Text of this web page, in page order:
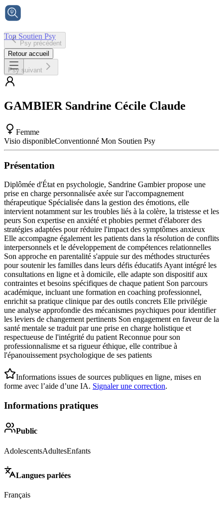
Ton Soutien Psy
Accueil
Psy précédent
Retour accueil
Psy suivant
GAMBIER Sandrine Cécile Claude
Femme
Visio disponibleConventionné Mon Soutien Psy
Présentation
Diplômée d'État en psychologie, Sandrine Gambier propose une
prise en charge personnalisée axée sur l'accompagnement
thérapeutique Spécialisée dans la gestion des émotions, elle
intervient notamment sur les troubles liés à la colère, la tristesse et les
peurs Son expertise en anxiété et phobies permet d'élaborer des
stratégies adaptées pour réduire l'impact des symptômes anxieux
Elle accompagne également les patients dans la résolution de conflits
interpersonnels et le développement de compétences relationnelles
Son approche en parentalité s'appuie sur des méthodes structurées
pour soutenir les familles dans leurs défis éducatifs Ayant intégré les
consultations en ligne et à domicile, elle adapte son dispositif aux
contraintes et besoins spécifiques de chaque patient Son parcours
académique, incluant une formation en coaching professionnel,
enrichit sa pratique clinique par des outils concrets Elle privilégie
une analyse approfondie des mécanismes psychiques pour identifier
les leviers de changement pertinents Son engagement en faveur de la
santé mentale se traduit par une prise en charge holistique et
respectueuse de l'intégrité du patient Reconnue pour son
professionnalisme et sa rigueur éthique, elle contribue à
l'épanouissement psychologique de ses patients
Informations issues de sources publiques en ligne, mises en
forme avec l’aide d’une IA. Signaler une correction.
Informations pratiques
Public
AdolescentsAdultesEnfants
Langues parlées
Français